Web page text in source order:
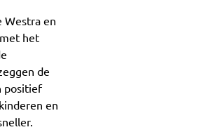
Westra en
het
de
positief
en